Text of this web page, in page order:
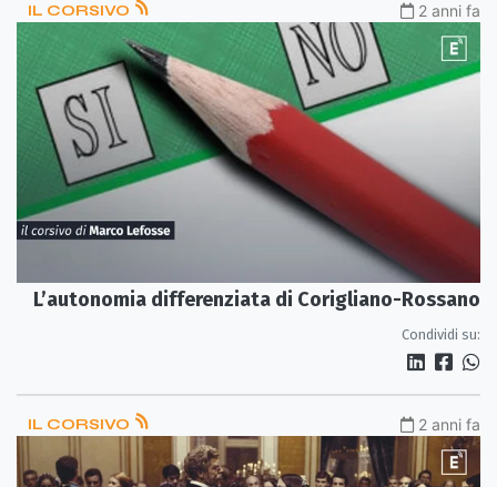
IL CORSIVO 2 anni fa
L’autonomia differenziata di Corigliano-Rossano
Condividi su:
IL CORSIVO 2 anni fa